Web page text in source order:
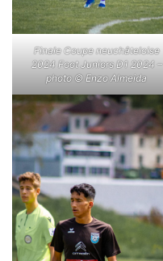
Finale Coupe neuchâteloise
2024 Foot Juniors D1 2024 –
photo © Enzo Almeida